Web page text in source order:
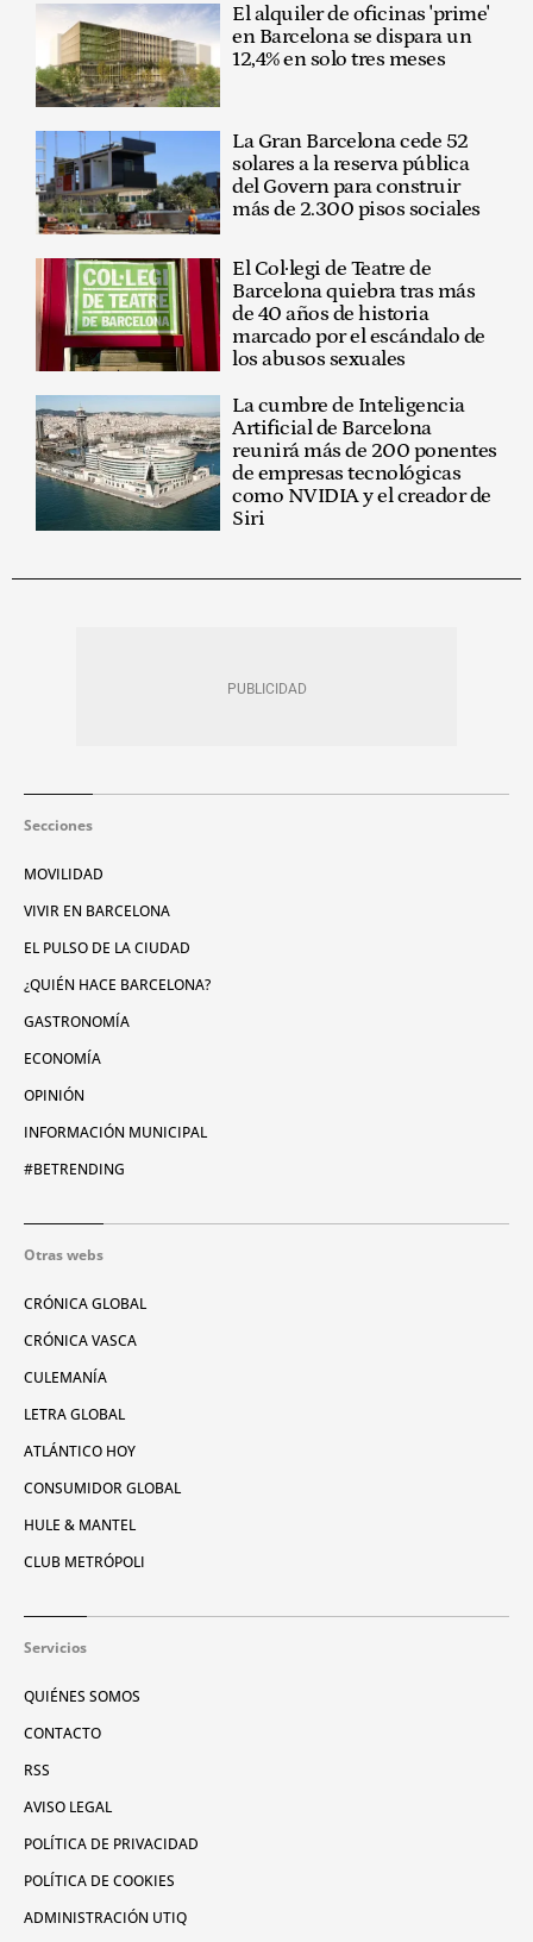
El alquiler de oficinas 'prime'
en Barcelona se dispara un
12,4% en solo tres meses
La Gran Barcelona cede 52
solares a la reserva pública
del Govern para construir
más de 2.300 pisos sociales
El Col·legi de Teatre de
Barcelona quiebra tras más
de 40 años de historia
marcado por el escándalo de
los abusos sexuales
La cumbre de Inteligencia
Artificial de Barcelona
reunirá más de 200 ponentes
de empresas tecnológicas
como NVIDIA y el creador de
Siri
Secciones
MOVILIDAD
VIVIR EN BARCELONA
EL PULSO DE LA CIUDAD
¿QUIÉN HACE BARCELONA?
GASTRONOMÍA
ECONOMÍA
OPINIÓN
INFORMACIÓN MUNICIPAL
#BETRENDING
Otras webs
CRÓNICA GLOBAL
CRÓNICA VASCA
CULEMANÍA
LETRA GLOBAL
ATLÁNTICO HOY
CONSUMIDOR GLOBAL
HULE & MANTEL
CLUB METRÓPOLI
Servicios
QUIÉNES SOMOS
CONTACTO
RSS
AVISO LEGAL
POLÍTICA DE PRIVACIDAD
POLÍTICA DE COOKIES
ADMINISTRACIÓN UTIQ